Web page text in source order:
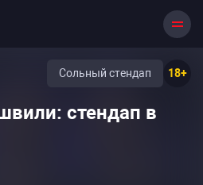
18+
Сольный стендап
стендап в